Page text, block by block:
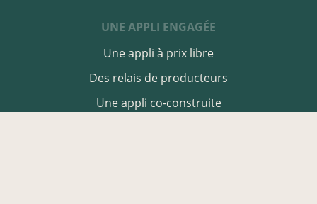
UNE APPLI ENGAGÉE
Une appli à prix libre
Des relais de producteurs
Une appli co-construite